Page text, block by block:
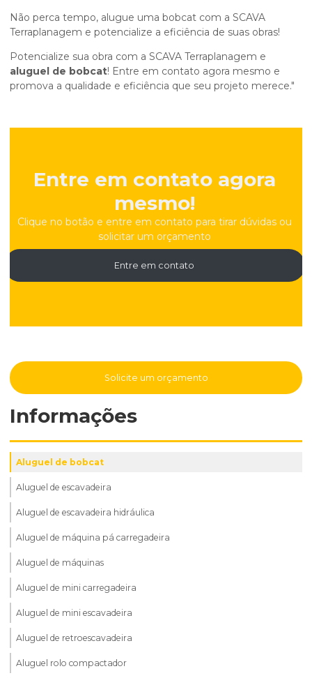
Não perca tempo, alugue uma bobcat com a SCAVA
Terraplanagem e potencialize a eficiência de suas obras!
Potencialize sua obra com a SCAVA Terraplanagem e
aluguel de bobcat! Entre em contato agora mesmo e
promova a qualidade e eficiência que seu projeto merece."
Entre em contato agora
mesmo!
Clique no botão e entre em contato para tirar dúvidas ou
solicitar um orçamento
Entre em contato
Solicite um orçamento
Informações
Aluguel de bobcat
Aluguel de escavadeira
Aluguel de escavadeira hidráulica
Aluguel de máquina pá carregadeira
Aluguel de máquinas
Aluguel de mini carregadeira
Aluguel de mini escavadeira
Aluguel de retroescavadeira
Aluguel rolo compactador